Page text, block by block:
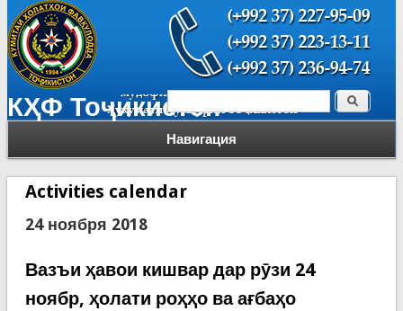
КҲФ Тоҷикистон
Навигация
Форма поиска Поиск
Activities calendar
24 ноября 2018
Вазъи ҳавои кишвар дар рӯзи 24
ноябр, ҳолати роҳҳо ва ағбаҳо